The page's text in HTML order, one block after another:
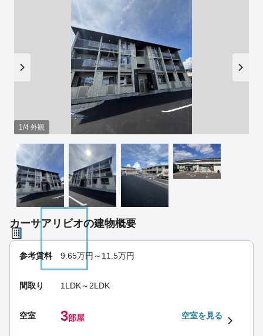
1/4 外観
カーサアリビオの建物概要
参考賃料 9.65万円～ 11.5万円
間取り 1LDK～2LDK
空室 3部屋 空室を見る